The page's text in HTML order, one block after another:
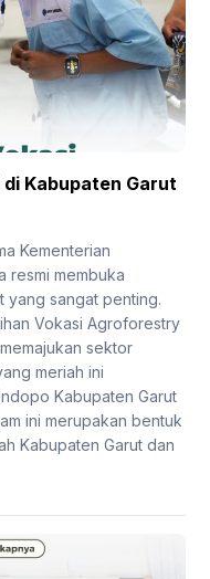
Kabupaten Garut
Kementerian
resmi membuka
yang sangat penting.
Vokasi Agroforestry
sektor
meriah ini
Kabupaten Garut
ini merupakan bentuk
Kabupaten Garut dan